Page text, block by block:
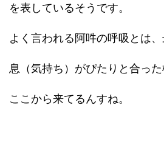
を表しているそうです。
よく言われる阿吽の呼吸とは
息（気持ち）がぴたりと合っ
ここから来てるんすね。